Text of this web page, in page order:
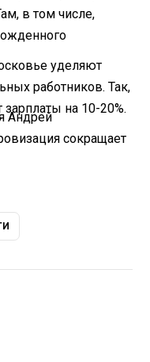
в том числе,
уделяют
работников. Так,
на 10-20%.
Андрей
сокращает